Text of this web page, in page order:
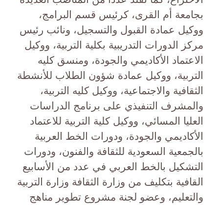
بجامعة أم القرى، كرئيس قسم البرامج،
ووكيل عمادة القبول والتسجيل، ونائب رئيس
مركز الدورات التدريبية بكلية التربية، ووكيل
الاعتماد الأكاديمي والجودة، ومنسق كليه
التربية، ووكيل عمادة شؤون الطلاب للأنشطة
الثقافية والاجتماعية، ووكيل كليه التربية،
والمشرف التنفيذي على برنامج الدراسات
العليا المسائي، ووكيل كلية التربية للاعتماد
الأكاديمي والجودة، ودورات الخط العربية
بالجمعية السعودية للثقافة والفنون، ودورات
التشكيل بالخط العربي في عدد من الأسابيع
القافية بتكليف من وزارة الثقافة وزارة التربية
والتعليم، وعضو لجنة مشروع تطوير مناهج